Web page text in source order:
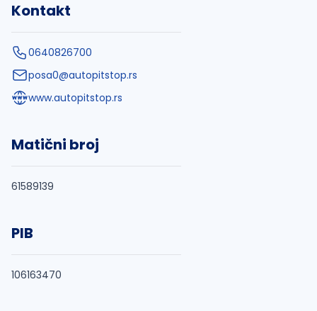
Kontakt
0640826700
posa0@autopitstop.rs
www.autopitstop.rs
Matični broj
61589139
PIB
106163470